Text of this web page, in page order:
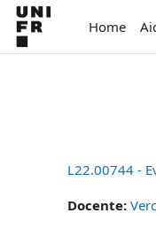
Vai al contenuto principale
Home
L22.00744 -
Docente: